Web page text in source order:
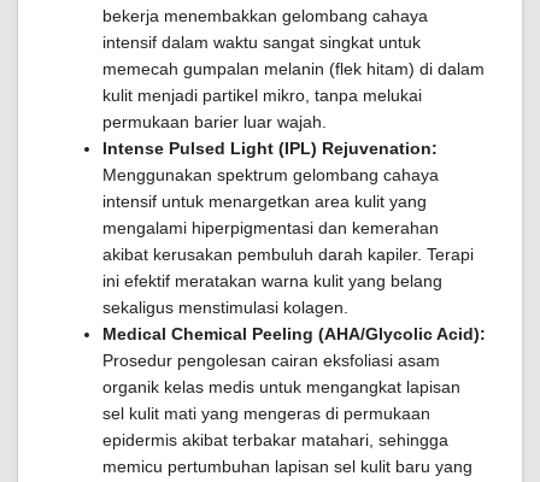
bekerja menembakkan gelombang cahaya
intensif dalam waktu sangat singkat untuk
memecah gumpalan melanin (flek hitam) di dalam
kulit menjadi partikel mikro, tanpa melukai
permukaan barier luar wajah.
Intense Pulsed Light (IPL) Rejuvenation:
Menggunakan spektrum gelombang cahaya
intensif untuk menargetkan area kulit yang
mengalami hiperpigmentasi dan kemerahan
akibat kerusakan pembuluh darah kapiler. Terapi
ini efektif meratakan warna kulit yang belang
sekaligus menstimulasi kolagen.
Medical Chemical Peeling (AHA/Glycolic Acid):
Prosedur pengolesan cairan eksfoliasi asam
organik kelas medis untuk mengangkat lapisan
sel kulit mati yang mengeras di permukaan
epidermis akibat terbakar matahari, sehingga
memicu pertumbuhan lapisan sel kulit baru yang